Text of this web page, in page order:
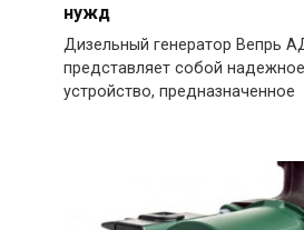
нужд
Дизельный генератор Вепрь
представляет собой
устройство, предназначенное